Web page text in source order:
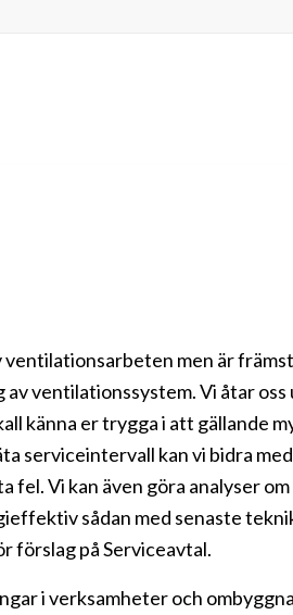
men är
ventilationssystem. Vi åtar oss
känna er trygga i att gällande
serviceintervall kan vi bidra
fel. Vi kan även göra analyser
sådan med senaste
förslag på Serviceavtal.
i verksamheter och